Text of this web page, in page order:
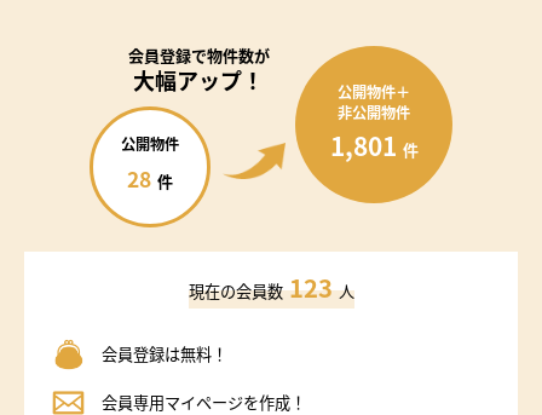
会員登録で物件数が
大幅アップ！
公開物件
28 件
公開物件＋
非公開物件
1,801 件
現在の会員数 123 人
会員登録は無料！
会員専用マイページを作成！